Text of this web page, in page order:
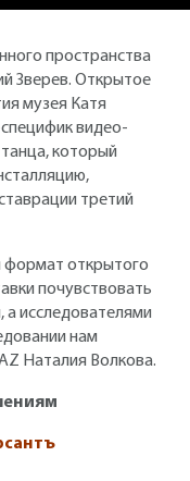
пространства
Зверев. Открытое
музея Катя
видео-
который
третий
формат открытого
почувствовать
а исследователями
нам
Наталия Волкова.